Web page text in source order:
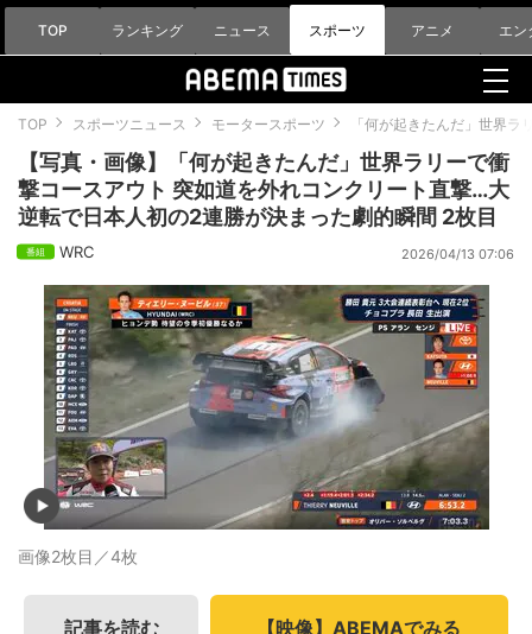
TOP ランキング ニュース スポーツ アニメ エン
TOP スポーツニュース モータースポーツ 「何が起きたんだ」世界
【写真・画像】「何が起きたんだ」世界ラリーで衝
撃コースアウト 突如道を外れコンクリート直撃…大
逆転で日本人初の2連勝が決まった劇的瞬間 2枚目
WRC 2026/04/13 07:06
画像2枚目／4枚
記事を読む 【映像】ABEMAでみる